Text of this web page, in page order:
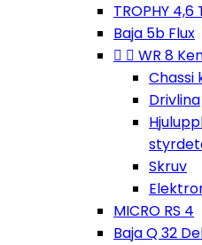
TROPHY
Baja 5b Flux
  WR 8
Chassi
Drivlina
Skruv
MICRO RS 4
Baja Q 32